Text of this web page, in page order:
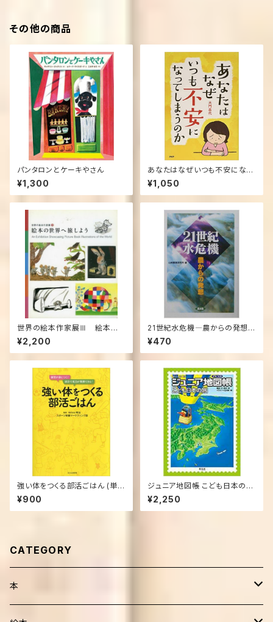
その他の商品
パンタロンとケーキやさん
¥1,300
あなたはなぜいつも不安になっ
てしまうのか 単行本 – 2018/1
0/1
¥1,050
世界の絵本作家展Ⅲ 絵本の
世界へ旅しよう (パンフレット)
¥2,200
21世紀水危機―農からの発想
(単行本)
¥470
強い体をつくる部活ごはん (単行
本（ソフトカバー）)
¥900
ジュニア地図帳 こども日本の旅
新訂第7版 大型本
¥2,250
CATEGORY
本